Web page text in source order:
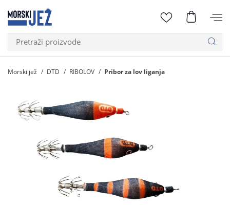
Morski jež DTD RIBOLOV Pribor za lov liganja